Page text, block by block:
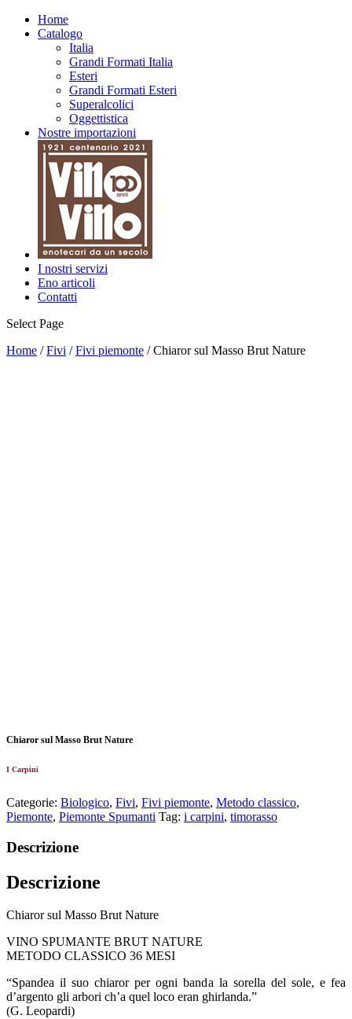
Home
Catalogo
Italia
Grandi Formati Italia
Esteri
Grandi Formati Esteri
Superalcolici
Oggettistica
Nostre importazioni
I nostri servizi
Eno articoli
Contatti
Select Page
Home /Fivi /Fivi piemonte / Chiaror sul Masso Brut Nature
Chiaror sul Masso Brut Nature
I Carpini
Categorie: Biologico, Fivi, Fivi piemonte, Metodo classico,
Piemonte, Piemonte Spumanti Tag: i carpini, timorasso
Descrizione
Descrizione
Chiaror sul Masso Brut Nature
VINO SPUMANTE BRUT NATURE
METODO CLASSICO 36 MESI
“Spandea il suo chiaror per ogni banda la sorella del sole, e fea
d’argento gli arbori ch’a quel loco eran ghirlanda.”
(G. Leopardi)